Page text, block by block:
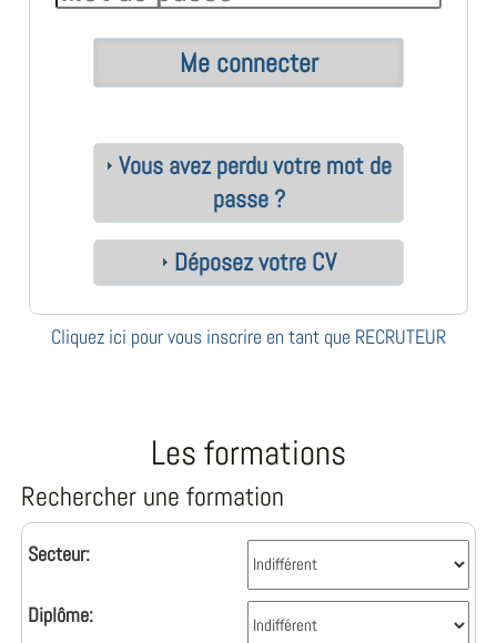
Vous avez perdu votre mot de
passe ?
Déposez votre CV
Cliquez ici pour vous inscrire en tant que RECRUTEUR
Les formations
Rechercher une formation
Secteur:
Diplôme: